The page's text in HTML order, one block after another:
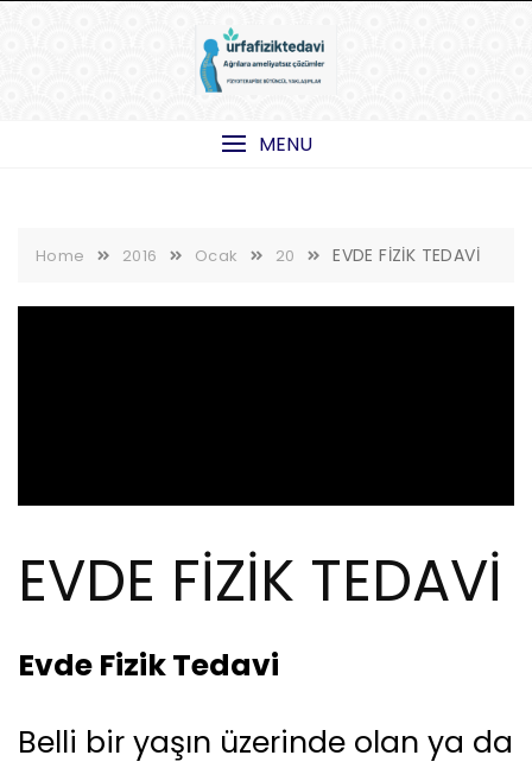
MENU
Home 2016 Ocak 20 EVDE FİZİK TEDAVİ
EVDE FİZİK TEDAVİ
Evde Fizik Tedavi
Belli bir yaşın üzerinde olan ya da